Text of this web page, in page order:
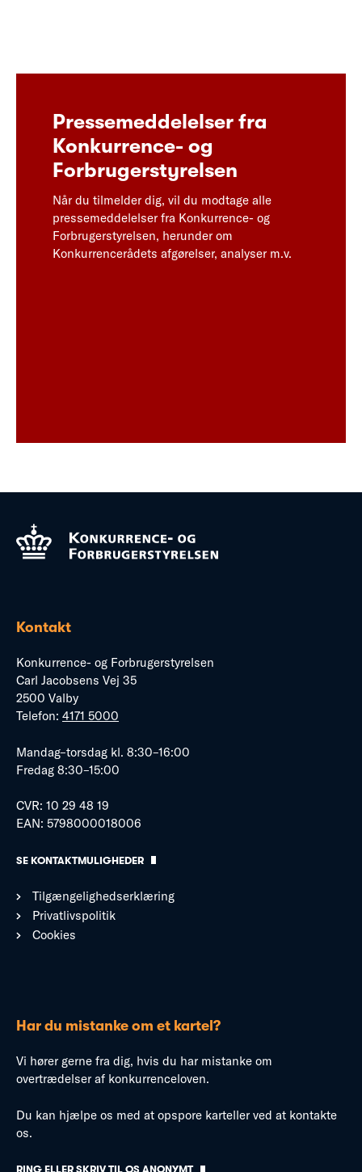
Pressemeddelelser fra
Konkurrence- og
Forbrugerstyrelsen
Når du tilmelder dig, vil du modtage alle
pressemeddelelser fra Konkurrence- og
Forbrugerstyrelsen, herunder om
Konkurrencerådets afgørelser, analyser m.v.
Kontakt
Konkurrence- og Forbrugerstyrelsen
Carl Jacobsens Vej 35
2500 Valby
Telefon: 4171 5000
Mandag–torsdag kl. 8:30–16:00
Fredag 8:30–15:00
CVR: 10 29 48 19
EAN: 5798000018006
SE KONTAKTMULIGHEDER
Tilgængelighedserklæring
Privatlivspolitik
Cookies
Har du mistanke om et kartel?
Vi hører gerne fra dig, hvis du har mistanke om
overtrædelser af konkurrenceloven.
Du kan hjælpe os med at opspore karteller ved at kontakte
os.
RING ELLER SKRIV TIL OS ANONYMT